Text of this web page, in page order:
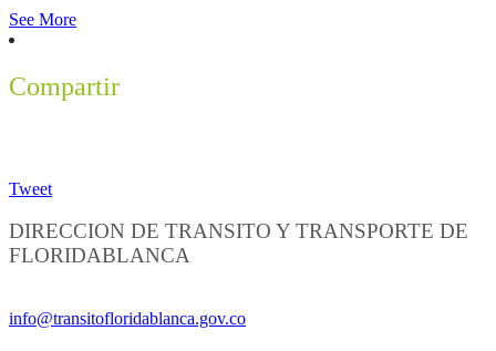
See More
Compartir
Tweet
DIRECCION DE TRANSITO Y TRANSPORTE DE
FLORIDABLANCA
info@transitofloridablanca.gov.co